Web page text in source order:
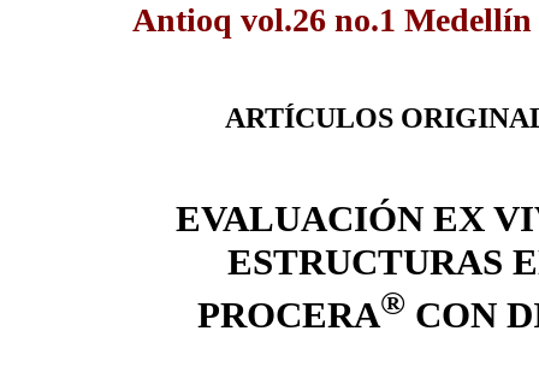
Antioq vol.26 no.1 Medellín
ARTÍCULOS
EVALUACIÓN EX
ESTRUCTURAS
PROCERA® CON